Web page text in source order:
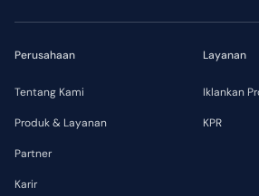
Perusahaan
Tentang Kami
Produk & Layanan
Partner
Karir
Layanan
Iklankan
KPR